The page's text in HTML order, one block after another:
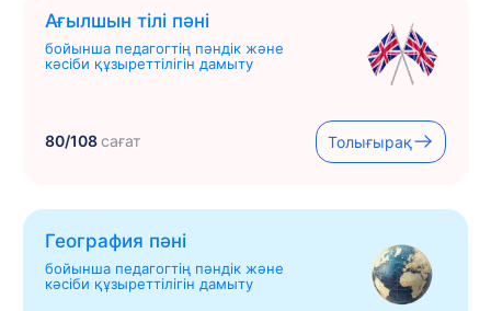
Ағылшын тілі пәні
бойынша педагогтің пәндік және
кәсіби құзыреттілігін дамыту
80/108сағат Толығырақ
География пәні
бойынша педагогтің пәндік және
кәсіби құзыреттілігін дамыту